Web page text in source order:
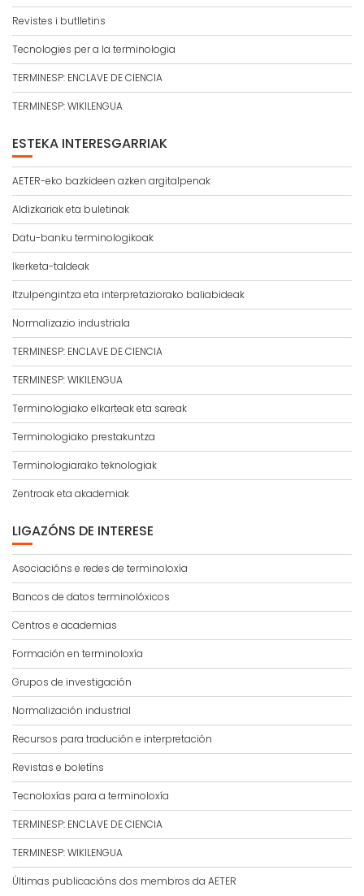
Revistes i butlletins
Tecnologies per a la terminologia
TERMINESP: ENCLAVE DE CIENCIA
TERMINESP: WIKILENGUA
ESTEKA INTERESGARRIAK
AETER-eko bazkideen azken argitalpenak
Aldizkariak eta buletinak
Datu-banku terminologikoak
Ikerketa-taldeak
Itzulpengintza eta interpretaziorako baliabideak
Normalizazio industriala
TERMINESP: ENCLAVE DE CIENCIA
TERMINESP: WIKILENGUA
Terminologiako elkarteak eta sareak
Terminologiako prestakuntza
Terminologiarako teknologiak
Zentroak eta akademiak
LIGAZÓNS DE INTERESE
Asociacións e redes de terminoloxía
Bancos de datos terminolóxicos
Centros e academias
Formación en terminoloxía
Grupos de investigación
Normalización industrial
Recursos para tradución e interpretación
Revistas e boletíns
Tecnoloxías para a terminoloxía
TERMINESP: ENCLAVE DE CIENCIA
TERMINESP: WIKILENGUA
Últimas publicacións dos membros da AETER